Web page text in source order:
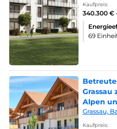
Kaufpreis:
340.300 €
69
Grassau
Alpen
Grassau,
Kaufpreis: